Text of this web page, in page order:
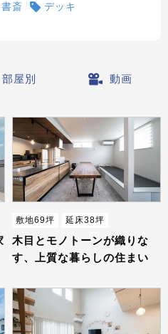
書斎
デッキ
部屋別 動画
敷地69坪 延床38坪
木目とモノトーンが織りな
す、上質な暮らしの住まい